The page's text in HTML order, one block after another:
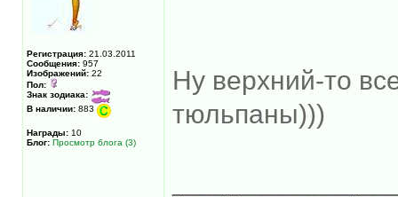
Регистрация: 21.03.2011
Сообщения: 957
Изображений: 22
Пол:
Знак зодиака:
В наличии: 883
Награды: 10
Блог: Просмотр блога (3)
Ну верхний-то
тюльпаны)))